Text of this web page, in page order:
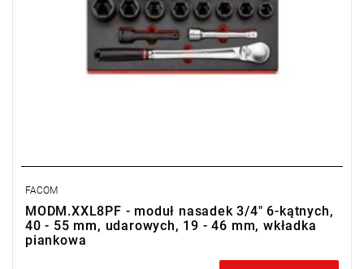
FACOM
MODM.XXL8PF - moduł nasadek 3/4" 6-kątnych,
40 - 55 mm, udarowych, 19 - 46 mm, wkładka
piankowa